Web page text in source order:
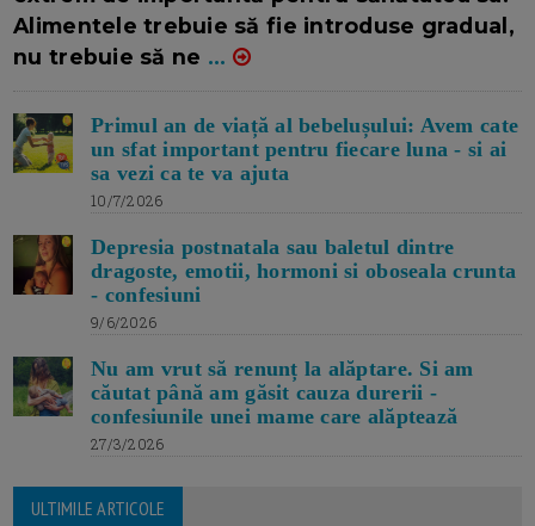
Alimentele trebuie să fie introduse gradual,
nu trebuie să ne ...
Primul an de viață al bebelușului: Avem cate
un sfat important pentru fiecare luna - si ai
sa vezi ca te va ajuta
10/7/2026
Depresia postnatala sau baletul dintre
dragoste, emotii, hormoni si oboseala crunta
- confesiuni
9/6/2026
Nu am vrut să renunț la alăptare. Si am
căutat până am găsit cauza durerii -
confesiunile unei mame care alăptează
27/3/2026
ULTIMILE ARTICOLE